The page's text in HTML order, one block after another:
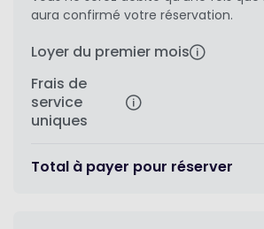
aura confirmé votre réservation.
Loyer du premier mois
Frais de
service
uniques
Total à payer pour réserver